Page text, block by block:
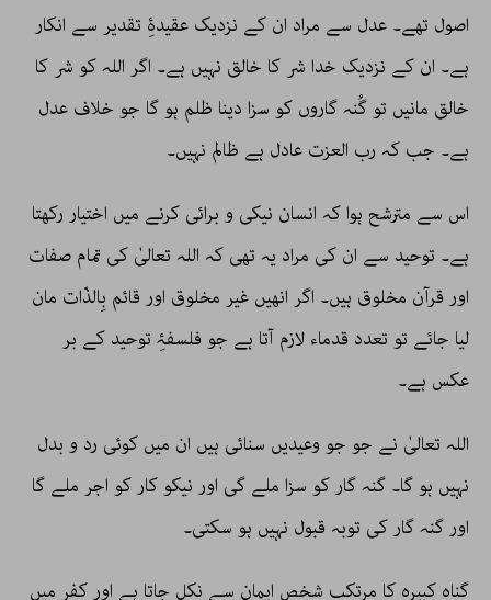
اصول تھے۔ عدل سے مراد ان کے نزدیک عقیدۂِ تقدیر سے انکار
ہے۔ ان کے نزدیک خدا شر کا خالق نہیں ہے۔ اگر اللہ کو شر کا
خالق مانیں تو گُنہ گاروں کو سزا دینا ظلم ہو گا جو خلاف عدل
ہے۔ جب کہ رب العزت عادل ہے ظالم نہیں۔
اس سے مترشح ہوا کہ انسان نیکی و برائی کرنے میں اختیار رکھتا
ہے۔ توحید سے ان کی مراد یہ تھی کہ اللہ تعالیٰ کی تمام صفات
اور قرآن مخلوق ہیں۔ اگر انھیں غیر مخلوق اور قائم بِالذّات مان
لیا جائے تو تعدد قدماء لازم آتا ہے جو فلسفۂِ توحید کے بر
عکس ہے۔
اللہ تعالیٰ نے جو جو وعیدیں سنائی ہیں ان میں کوئی رد و بدل
نہیں ہو گا۔ گنہ گار کو سزا ملے گی اور نیکو کار کو اجر ملے گا
اور گنہ گار کی توبہ قبول نہیں ہو سکتی۔
گناہِ کبیرہ کا مرتکب شخص ایمان سے نکل جاتا ہے اور کفر میں